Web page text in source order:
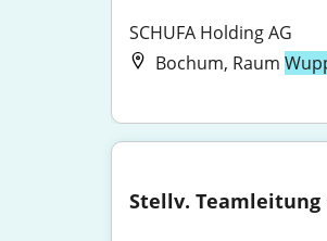
SCHUFA Holding AG
Bochum, Raum
Stellv. Teamleitung